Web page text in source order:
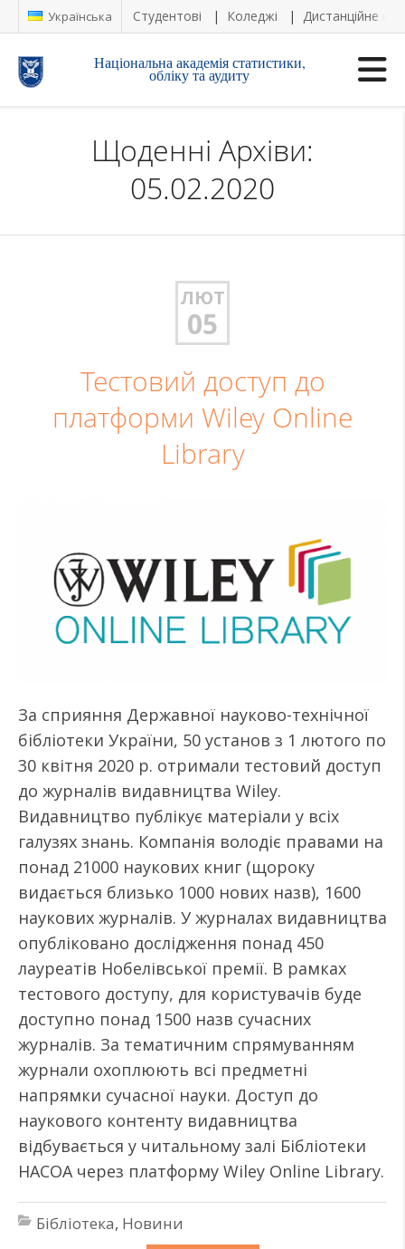
Українська Студентові Коледжі Дистанційне
Національна академія статистики,
обліку та аудиту
Щоденні Архіви:
05.02.2020
ЛЮТ
05
Тестовий доступ до
платформи Wiley Online
Library
За сприяння Державної науково-технічної
бібліотеки України, 50 установ з 1 лютого по
30 квітня 2020 р. отримали тестовий доступ
до журналів видавництва Wiley.
Видавництво публікує матеріали у всіх
галузях знань. Компанія володіє правами на
понад 21000 наукових книг (щороку
видається близько 1000 нових назв), 1600
наукових журналів. У журналах видавництва
опубліковано дослідження понад 450
лауреатів Нобелівської премії. В рамках
тестового доступу, для користувачів буде
доступно понад 1500 назв сучасних
журналів. За тематичним спрямуванням
журнали охоплюють всі предметні
напрямки сучасної науки. Доступ до
наукового контенту видавництва
відбувається у читальному залі Бібліотеки
НАСОА через платформу Wiley Online Library.
Бібліотека, Новини